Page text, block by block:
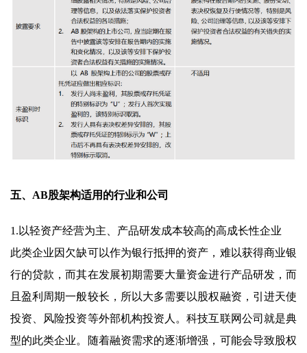
五、AB股架构适用的行业和公司
1.以轻资产经营为主、产品研发成本较高的高成长性企业
此类企业因欠缺可以作为银行抵押的资产，难以获得商业银
行的贷款，而其在发展初期需要大量资金进行产品研发，而
且盈利周期一般较长，所以大多需要以股权融资，引进天使
投资、风险投资等外部机构投资人。科技互联网公司就是典
型的此类企业。随着融资需求的逐渐增强，可能会导致股权